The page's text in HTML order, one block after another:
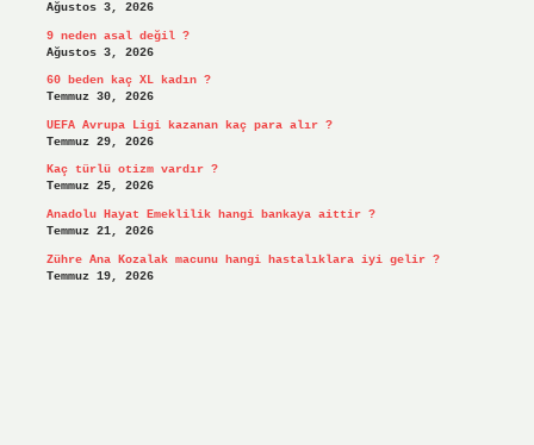
Ağustos 3, 2026
9 neden asal değil ?
Ağustos 3, 2026
60 beden kaç XL kadın ?
Temmuz 30, 2026
UEFA Avrupa Ligi kazanan kaç para alır ?
Temmuz 29, 2026
Kaç türlü otizm vardır ?
Temmuz 25, 2026
Anadolu Hayat Emeklilik hangi bankaya aittir ?
Temmuz 21, 2026
Zühre Ana Kozalak macunu hangi hastalıklara iyi gelir ?
Temmuz 19, 2026